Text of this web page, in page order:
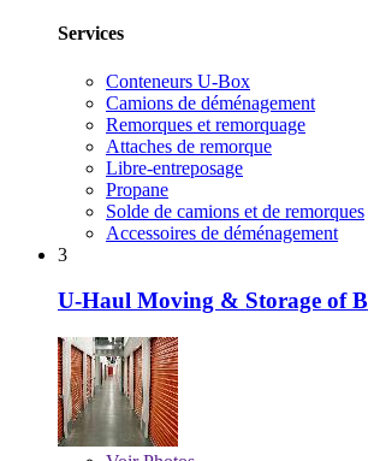
Services
Conteneurs U-Box
Camions de déménagement
Remorques et remorquage
Attaches de remorque
Libre-entreposage
Propane
Solde de camions et de remorques
Accessoires de déménagement
3
U-Haul Moving & Storage of